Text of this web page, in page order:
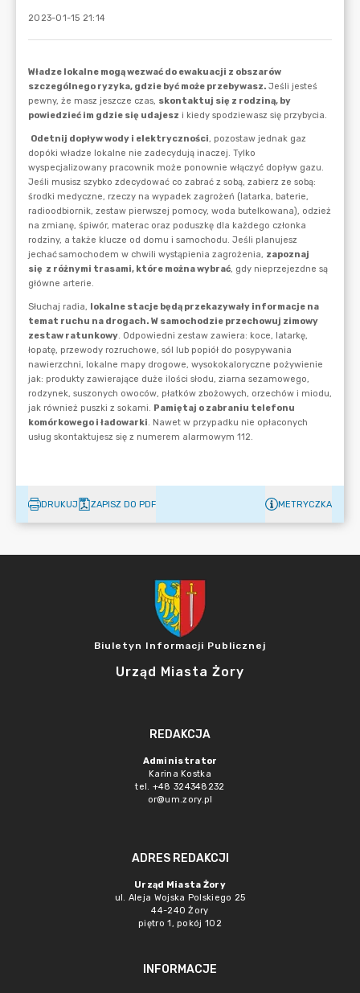
2023-01-15 21:14
DRUKUJ ZAPISZ DO PDF METRYCZKA
Biuletyn Informacji Publicznej
Urząd Miasta Żory
REDAKCJA
Administrator
Karina Kostka
tel. +48 324348232
or@um.zory.pl
ADRES REDAKCJI
Urząd Miasta Żory
ul. Aleja Wojska Polskiego 25
44-240 Żory
piętro 1, pokój 102
INFORMACJE